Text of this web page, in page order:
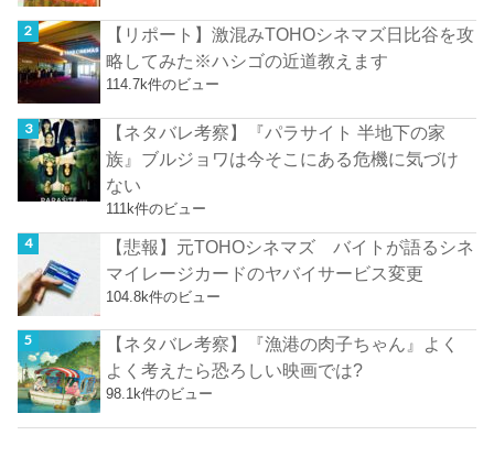
【リポート】激混みTOHOシネマズ日比谷を攻
略してみた※ハシゴの近道教えます
114.7k件のビュー
【ネタバレ考察】『パラサイト 半地下の家
族』ブルジョワは今そこにある危機に気づけ
ない
111k件のビュー
【悲報】元TOHOシネマズ バイトが語るシネ
マイレージカードのヤバイサービス変更
104.8k件のビュー
【ネタバレ考察】『漁港の肉子ちゃん』よく
よく考えたら恐ろしい映画では?
98.1k件のビュー